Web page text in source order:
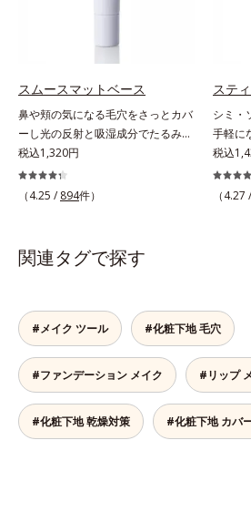
肌が自然とトーンアップ。しっとり
とした美しい仕上がりが続きます。
線ダメージからもしっかりガードし
ます。※敏感肌対象パッチテスト済
（すべての人に皮膚刺激がおきない
というわけではありません）*1 ニ
キビ・肌荒れを防ぐ*2 うるおいに
よる透明感のある肌
るい
粉体
タつく
い感触
「ロ
ら、お
ただけ
ほこ
スムースマットベース
鼻や頬の気になる毛穴をさっとカバ
ーし光の反射と吸湿成分でたるみ毛
穴もふんわり一掃。肌になじむクリ
ーム状の部分用化粧下地。小鼻や頬
の気になる毛穴にさっと塗るだけ
に乱反射させ、毛穴をふんわりぼか
します。さらに乾燥を感じたら水分
もふんわり一掃。するんとハリ感の
ある肌に整えます。絶妙ベージュ色
で、黒ずみもカバー。肌をキュッと
ひきしめる植物性ひきしめ成分配合
で、テカリや化粧くずれも防ぎま
す。クリームをなじませると、さら
さらの感触のパウダーに変化。まる
税込1,320円
（4.25 / 894件）
ステ
シミ・
手軽に
スルス
うにな
りと
税込
（4.27 /
関連タグで探す
#メイク ツール #化粧下地 毛穴
#ファンデーション メイク #リップ
#化粧下地 乾燥対策 #化粧下地 カバ